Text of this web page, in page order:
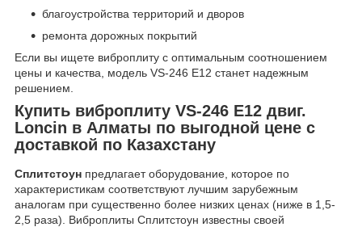
благоустройства территорий и дворов
ремонта дорожных покрытий
Если вы ищете виброплиту с оптимальным соотношением
цены и качества, модель VS-246 Е12 станет надежным
решением.
Купить виброплиту VS-246 Е12 двиг.
Loncin в Алматы по выгодной цене с
доставкой по Казахстану
Сплитстоун предлагает оборудование, которое по
характеристикам соответствуют лучшим зарубежным
аналогам при существенно более низких ценах (ниже в 1,5-
2,5 раза). Виброплиты Сплитстоун известны своей